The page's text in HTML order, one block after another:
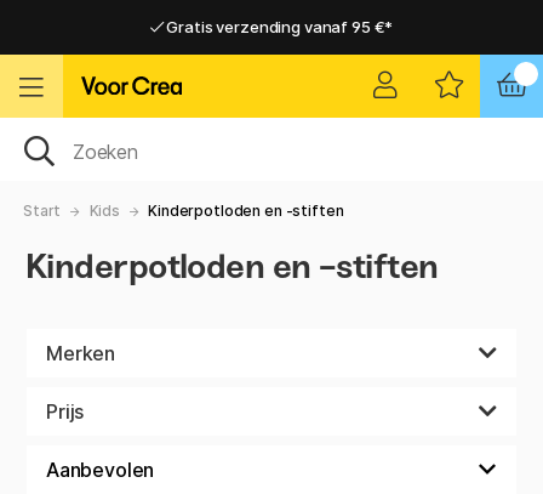
Gratis verzending vanaf 95 €*
Gratis verzending vanaf 95 €*
Start Kids Kinderpotloden en -stiften
Kinderpotloden en -stiften
Merken
Prijs